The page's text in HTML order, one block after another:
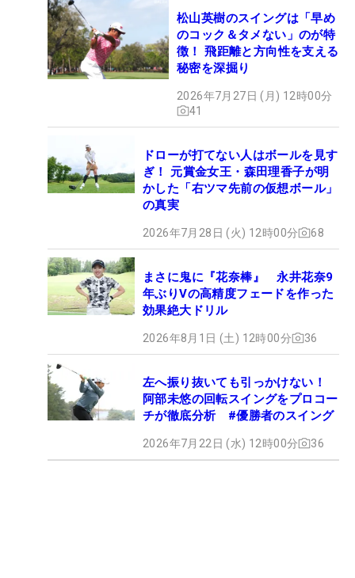
松山英樹のスイングは「早め
のコック＆タメない」のが特
徴！ 飛距離と方向性を支える
秘密を深掘り
2026年7月27日 (月) 12時00分
41
ドローが打てない人はボールを見す
ぎ！ 元賞金女王・森田理香子が明
かした「右ツマ先前の仮想ボール」
の真実
2026年7月28日 (火) 12時00分 68
まさに鬼に『花奈棒』 永井花奈9
年ぶりVの高精度フェードを作った
効果絶大ドリル
2026年8月1日 (土) 12時00分 36
左へ振り抜いても引っかけない！
阿部未悠の回転スイングをプロコー
チが徹底分析 #優勝者のスイング
2026年7月22日 (水) 12時00分 36